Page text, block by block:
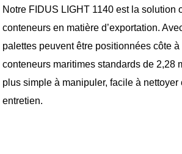
Notre FIDUS LIGHT 1140 est la solution
conteneurs en matière d’exportation.
palettes peuvent être positionnées côte
conteneurs maritimes standards de 2,28
plus simple à manipuler, facile à
entretien.